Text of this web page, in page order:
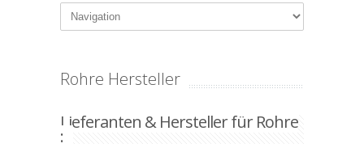
Rohre Hersteller
Lieferanten & Hersteller für Rohre
: